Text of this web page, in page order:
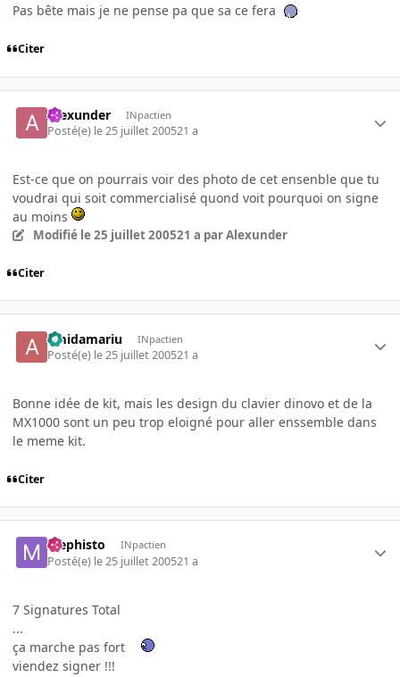
Pas bête mais je ne pense pa que sa ce fera
Citer
Alexunder INpactien
Posté(e) le 25 juillet 200521 a
Est-ce que on pourrais voir des photo de cet ensenble que tu
voudrai qui soit commercialisé quond voit pourquoi on signe
au moins
Modifié le 25 juillet 200521 a par Alexunder
Citer
amidamariu INpactien
Posté(e) le 25 juillet 200521 a
Bonne idée de kit, mais les design du clavier dinovo et de la
MX1000 sont un peu trop eloigné pour aller enssemble dans
le meme kit.
Citer
Mephisto INpactien
Posté(e) le 25 juillet 200521 a
7 Signatures Total
...
ça marche pas fort
viendez signer !!!